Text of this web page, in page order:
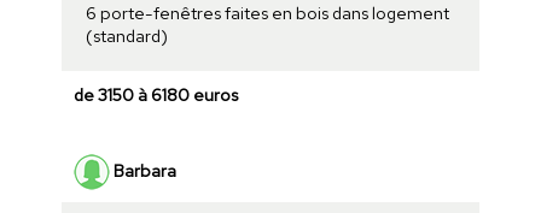
6 porte-fenêtres faites en bois dans logement
(standard)
de 3150 à 6180 euros
Barbara